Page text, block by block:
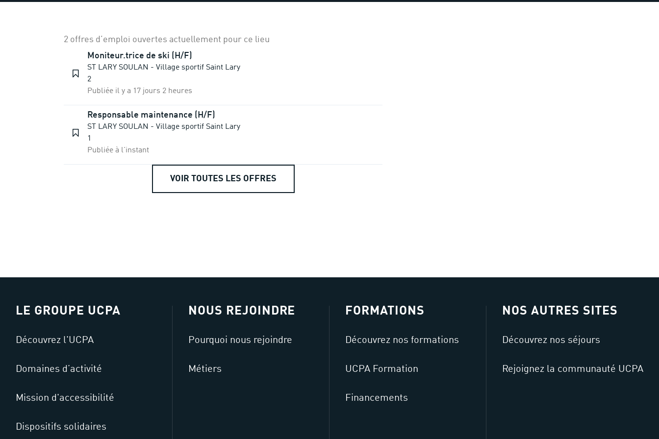
2 offres d’emploi ouvertes actuellement pour ce lieu
Moniteur.trice de ski (H/F)
ST LARY SOULAN - Village sportif Saint Lary
2
Publiée il y a 17 jours 2 heures
Responsable maintenance (H/F)
ST LARY SOULAN - Village sportif Saint Lary
1
Publiée à l'instant
VOIR TOUTES LES OFFRES
LE GROUPE UCPA
Découvrez l'UCPA
Domaines d’activité
Mission d'accessibilité
Dispositifs solidaires
NOUS REJOINDRE
Pourquoi nous rejoindre
Métiers
FORMATIONS
Découvrez nos formations
UCPA Formation
Financements
NOS AUTRES SITES
Découvrez nos séjours
Rejoignez la communauté UCPA